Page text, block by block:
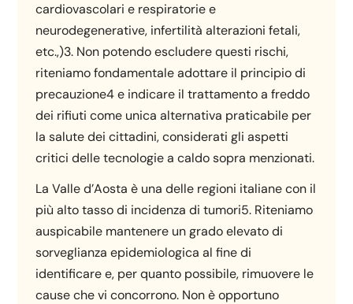
cardiovascolari e respiratorie e
neurodegenerative, infertilità alterazioni fetali,
etc.,)3. Non potendo escludere questi rischi,
riteniamo fondamentale adottare il principio di
precauzione4 e indicare il trattamento a freddo
dei rifiuti come unica alternativa praticabile per
la salute dei cittadini, considerati gli aspetti
critici delle tecnologie a caldo sopra menzionati.
La Valle d’Aosta è una delle regioni italiane con il
più alto tasso di incidenza di tumori5. Riteniamo
auspicabile mantenere un grado elevato di
sorveglianza epidemiologica al fine di
identificare e, per quanto possibile, rimuovere le
cause che vi concorrono. Non è opportuno